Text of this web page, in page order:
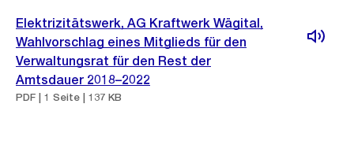
Elektrizitätswerk, AG Kraftwerk Wägital,
Wahlvorschlag eines Mitglieds für den
Verwaltungsrat für den Rest der
Amtsdauer 2018–2022
PDF | 1 Seite | 137 KB